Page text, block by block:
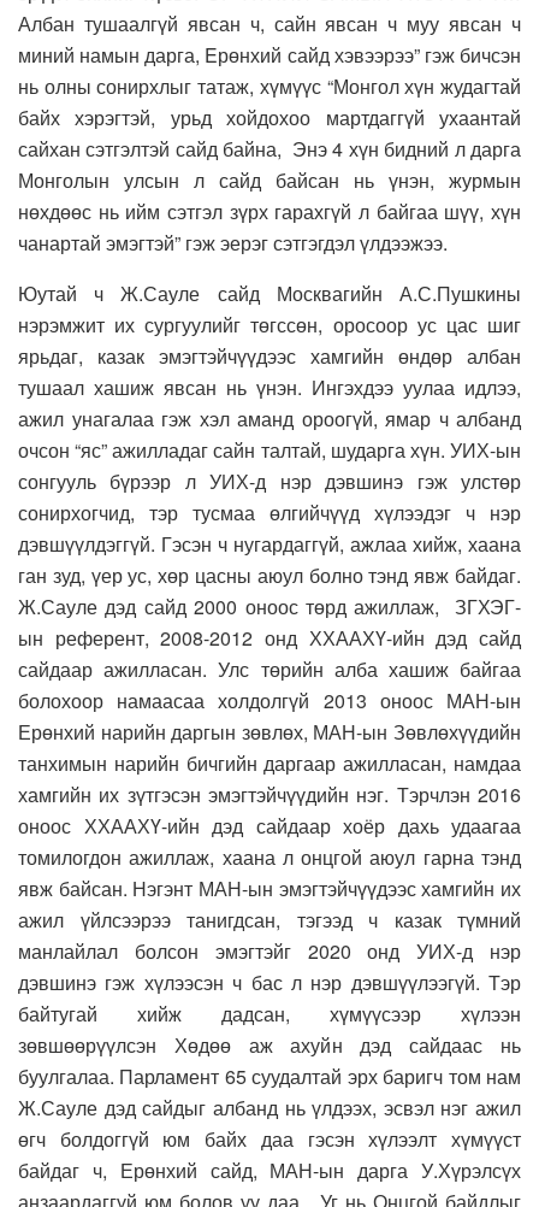
Албан тушаалгүй явсан ч, сайн явсан ч муу явсан ч
миний намын дарга, Eрөнхий сайд хэвээрээ” гэж бичсэн
нь олны сонирхлыг татаж, хүмүүс “Монгол хүн жудагтай
байх хэрэгтэй, урьд хойдохоо мартдаггүй ухаантай
сайхан сэтгэлтэй сайд байна, Энэ 4 хүн бидний л дарга
Монголын улсын л сайд байсан нь үнэн, журмын
нөхдөөс нь ийм сэтгэл зүрх гарахгүй л байгаа шүү, хүн
чанартай эмэгтэй” гэж эерэг сэтгэгдэл үлдээжээ.
Юутай ч Ж.Сауле сайд Москвагийн А.С.Пушкины
нэрэмжит их сургуулийг төгссөн, оросоор ус цас шиг
ярьдаг, казак эмэгтэйчүүдээс хамгийн өндөр албан
тушаал хашиж явсан нь үнэн. Ингэхдээ уулаа идлээ,
ажил унагалаа гэж хэл аманд ороогүй, ямар ч албанд
очсон “яс” ажилладаг сайн талтай, шударга хүн. УИХ-ын
сонгууль бүрээр л УИХ-д нэр дэвшинэ гэж улстөр
сонирхогчид, тэр тусмаа өлгийчүүд хүлээдэг ч нэр
дэвшүүлдэггүй. Гэсэн ч нугардаггүй, ажлаа хийж, хаана
ган зуд, үер ус, хөр цасны аюул болно тэнд явж байдаг.
Ж.Сауле дэд сайд 2000 оноос төрд ажиллаж, ЗГХЭГ-
ын референт, 2008-2012 онд ХХААХҮ-ийн дэд сайд
сайдаар ажилласан. Улс төрийн алба хашиж байгаа
болохоор намаасаа холдолгүй 2013 оноос МАН-ын
Ерөнхий нарийн даргын зөвлөх, МАН-ын Зөвлөхүүдийн
танхимын нарийн бичгийн даргаар ажилласан, намдаа
хамгийн их зүтгэсэн эмэгтэйчүүдийн нэг. Тэрчлэн 2016
оноос ХХААХҮ-ийн дэд сайдаар хоёр дахь удаагаа
томилогдон ажиллаж, хаана л онцгой аюул гарна тэнд
явж байсан. Нэгэнт МАН-ын эмэгтэйчүүдээс хамгийн их
ажил үйлсээрээ танигдсан, тэгээд ч казак түмний
манлайлал болсон эмэгтэйг 2020 онд УИХ-д нэр
дэвшинэ гэж хүлээсэн ч бас л нэр дэвшүүлээгүй. Тэр
байтугай хийж дадсан, хүмүүсээр хүлээн
зөвшөөрүүлсэн Хөдөө аж ахуйн дэд сайдаас нь
буулгалаа. Парламент 65 суудалтай эрх баригч том нам
Ж.Сауле дэд сайдыг албанд нь үлдээх, эсвэл нэг ажил
өгч болдоггүй юм байх даа гэсэн хүлээлт хүмүүст
байдаг ч, Ерөнхий сайд, МАН-ын дарга У.Хүрэлсүх
анзаардаггүй юм болов уу даа. Уг нь Онцгой байдлыг